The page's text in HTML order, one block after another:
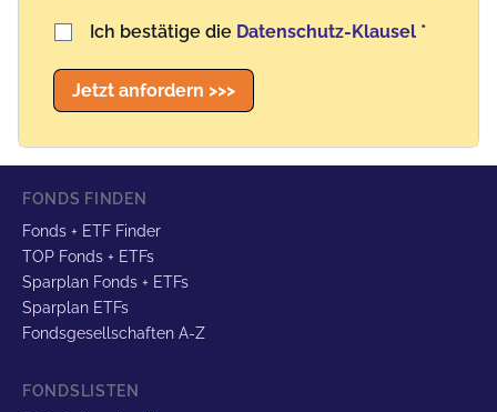
Benutzername
Ich bestätige die Datenschutz-Klausel *
Jetzt anfordern >>>
FONDS FINDEN
Fonds + ETF Finder
TOP Fonds + ETFs
Sparplan Fonds + ETFs
Sparplan ETFs
Fondsgesellschaften A-Z
FONDSLISTEN